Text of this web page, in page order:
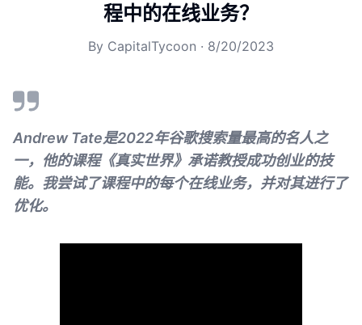
程中的在线业务？
By CapitalTycoon · 8/20/2023
Andrew Tate是2022年谷歌搜索量最高的名人之
一，他的课程《真实世界》承诺教授成功创业的技
能。我尝试了课程中的每个在线业务，并对其进行了
优化。